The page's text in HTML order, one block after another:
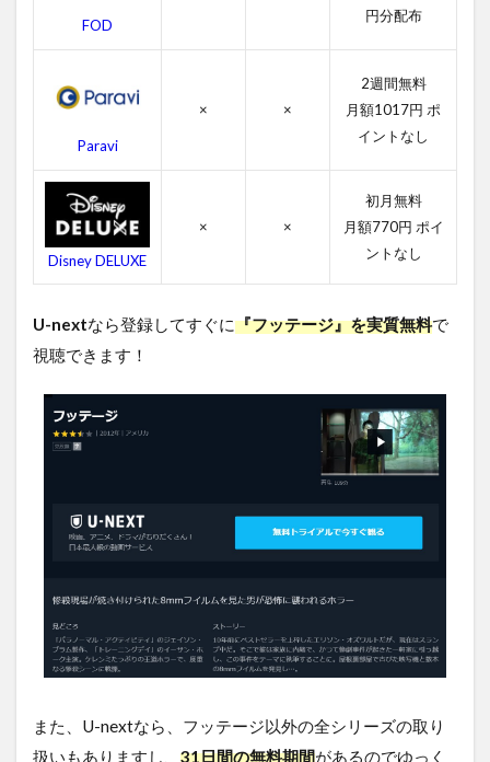
スタ
フッ
テー
ジの
関連
作品
フ
ッ
テ
ジ
を
無
法
と
め
FOD
円分配布
Paravi
× ×
2週間無料
月額1017円 ポ
イントなし
Disney DELUXE
× ×
初月無料
月額770円 ポイ
ントなし
U-nextなら登録してすぐに『フッテージ』を実質無料で
視聴できます！
また、U-nextなら、フッテージ以外の全シリーズの取り
扱いもありますし、 31日間の無料期間があるのでゆっく